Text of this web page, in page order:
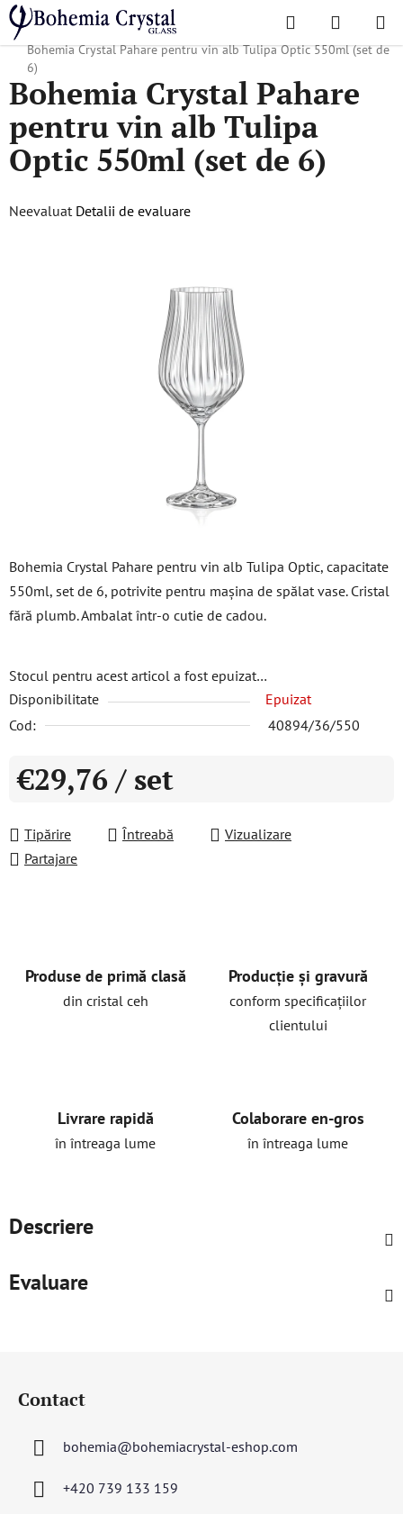
Treci
conținut
Căutare
DE
Acasă
/ Colecții populare / Produse pentru hoteluri și restaurante
Bohemia Crystal Pahare pentru vin alb Tulipa Optic 550ml (set de
6)
Bohemia Crystal Pahare pentru vin alb Tulipa Optic, capacitate
550ml, set de 6, potrivite pentru mașina de spălat vase. Cristal
fără plumb. Ambalat într-o cutie de cadou.
Stocul pentru acest articol a fost epuizat…
Disponibilitate
Epuizat
Cod:
40894/36/550
€29,76 / set
Tipărire
Întreabă
Vizualizare
Partajare
Bohemia Crystal Pahare
pentru vin alb Tulipa
Optic 550ml (set de 6)
Evaluarea
Neevaluat Detalii de evaluare
Produse de primă clasă
din cristal ceh
Producție și gravură
conform specificațiilor
clientului
Livrare rapidă
în întreaga lume
Colaborare en-gros
în întreaga lume
Descriere
Evaluare
Contact
bohemia@bohemiacrystal-eshop.com
+420 739 133 159